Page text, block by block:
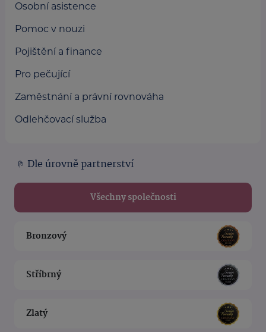
Osobní asistence
Pomoc v nouzi
Pojištění a finance
Pro pečující
Zaměstnání a právní rovnováha
Odlehčovací služba
Dle úrovně partnerství
Všechny společnosti
Bronzový
Stříbrný
Zlatý